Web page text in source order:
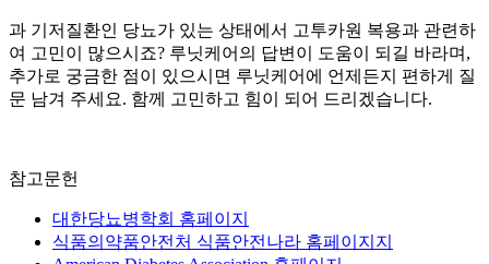
과 기저질환인 당뇨가 있는 상태에서 고투카원 복용과 관련하
여 고민이 많으시죠? 루닛케어의 답변이 도움이 되길 바라며,
추가로 궁금한 점이 있으시면 루닛케어에 언제든지 편하게 질
문 남겨 주세요. 함께 고민하고 힘이 되어 드리겠습니다.
참고문헌
대한당뇨병학회 홈페이지
식품의약품안전처 식품안전나라 홈페이지지